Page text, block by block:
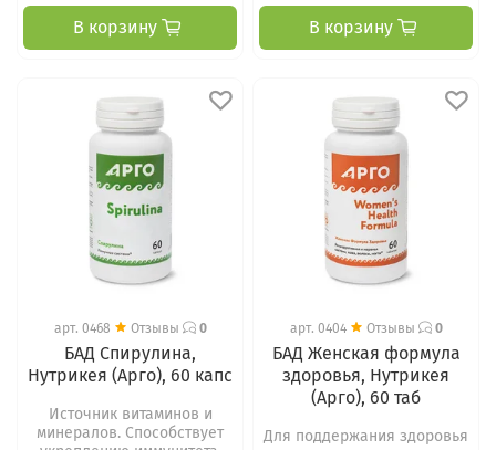
В корзину В корзину
арт. 0468 Отзывы 0
БАД Спирулина,
Нутрикея (Арго), 60 капс
Источник витаминов и
минералов. Способствует
арт. 0404 Отзывы 0
БАД Женская формула
здоровья, Нутрикея
(Арго), 60 таб
Для поддержания здоровья